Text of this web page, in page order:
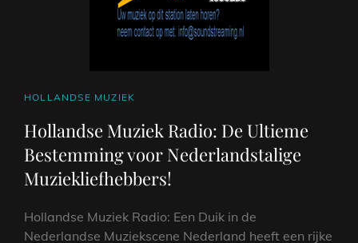
CAT
HOLLANDSE MUZIEK
Hollandse Muziek Radio: De Ultieme
Bestemming voor Nederlandstalige
Muziekliefhebbers!
Hollandse Muziek Radio: Een Duik in de
Nederlandse Muziekscene Nederland heeft een rijke